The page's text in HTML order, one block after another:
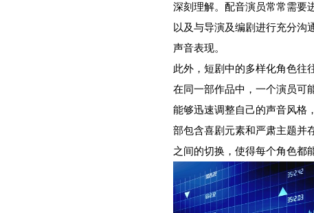
深刻理解。配音演员常常需要
以及与导演及编剧进行充分沟
声音表现。
此外，短剧中的多样化角色往
在同一部作品中，一个演员可
能够迅速调整自己的声音风格
部包含喜剧元素和严肃主题并
之间的切换，使得每个角色都